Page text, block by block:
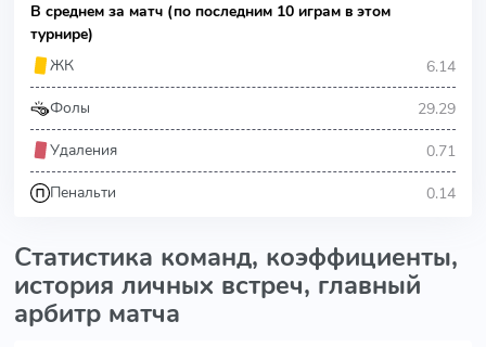
В среднем за матч (по последним 10 играм в этом
турнире)
ЖК
6.14
Фолы 29.29
Удаления 0.71
Пенальти 0.14
Статистика команд, коэффициенты,
история личных встреч, главный
арбитр матча